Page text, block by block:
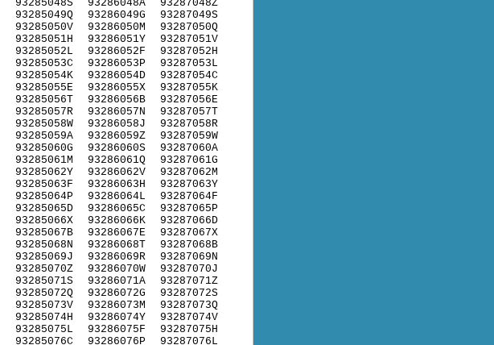
93285048S
93285049Q
93285050V
93285051H
93285052L
93285053C
93285054K
93285055E
93285056T
93285057R
93285058W
93285059A
93285060G
93285061M
93285062Y
93285063F
93285064P
93285065D
93285066X
93285067B
93285068N
93285069J
93285070Z
93285071S
93285072Q
93285073V
93285074H
93285075L
93285076C
93286048A
93286049G
93286050M
93286051Y
93286052F
93286053P
93286054D
93286055X
93286056B
93286057N
93286058J
93286059Z
93286060S
93286061Q
93286062V
93286063H
93286064L
93286065C
93286066K
93286067E
93286068T
93286069R
93286070W
93286071A
93286072G
93286073M
93286074Y
93286075F
93286076P
93287048Z
93287049S
93287050Q
93287051V
93287052H
93287053L
93287054C
93287055K
93287056E
93287057T
93287058R
93287059W
93287060A
93287061G
93287062M
93287063Y
93287064F
93287065P
93287066D
93287067X
93287068B
93287069N
93287070J
93287071Z
93287072S
93287073Q
93287074V
93287075H
93287076L